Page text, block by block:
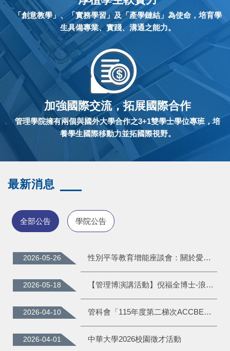
「創意教學」、「實務學習」及「產學鏈結」為使命，培育學
生具備專業、實踐、溝通之能力。
加強國際交流，拓展國際合作
管理學院擁有兩個與國外大學合作之3+1雙學士學位專班，培
養學生國際移動力並拓國際視野。
最新消息
全部公告 學院公告
2026-05-26 性別平等教育增能座談會：關於愛的練習——電影賞析談情感教育
2026-05-18 【管理博演講活動】倪福全博士-浪跡江湖50年，喬福的天時、地利與人和
2026-04-10 管科會「115年度第二梯次ACCBE經營分析師證照」
2026-04-01 中華大學2026校園徵才活動